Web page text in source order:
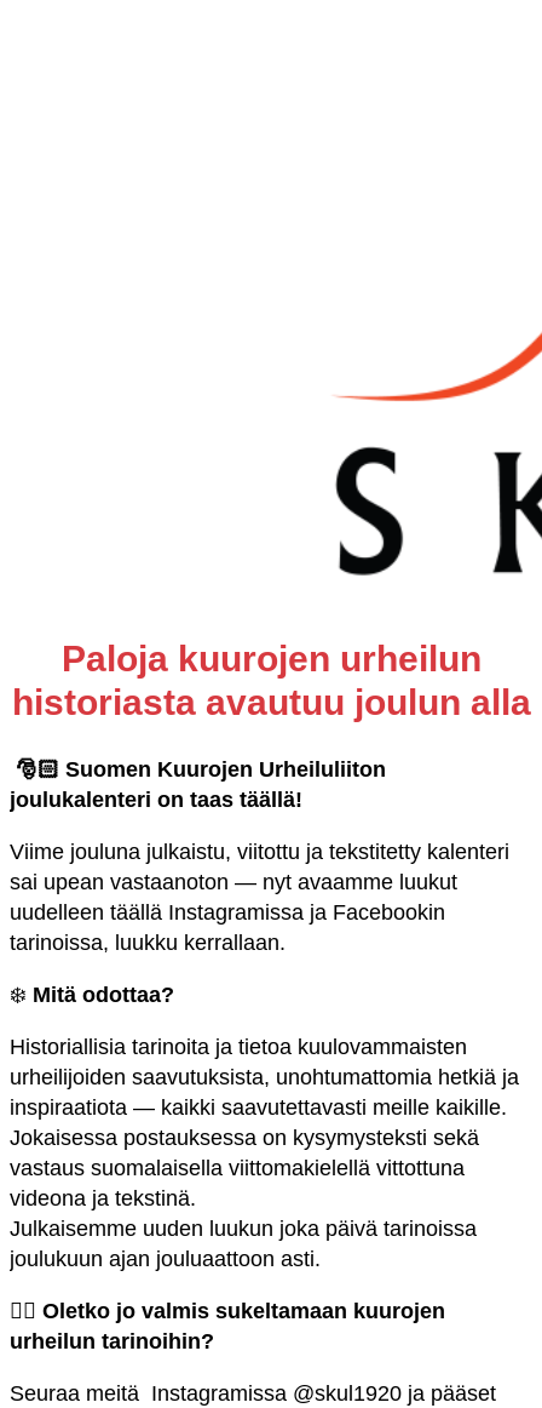
Paloja kuurojen urheilun
historiasta avautuu joulun alla
🎅🏻 Suomen Kuurojen Urheiluliiton
joulukalenteri on taas täällä!
Viime jouluna julkaistu, viitottu ja tekstitetty kalenteri
sai upean vastaanoton — nyt avaamme luukut
uudelleen täällä Instagramissa ja Facebookin
tarinoissa, luukku kerrallaan.
❄️ Mitä odottaa?
Historiallisia tarinoita ja tietoa kuulovammaisten
urheilijoiden saavutuksista, unohtumattomia hetkiä ja
inspiraatiota — kaikki saavutettavasti meille kaikille.
Jokaisessa postauksessa on kysymysteksti sekä
vastaus suomalaisella viittomakielellä vittottuna
videona ja tekstinä.
Julkaisemme uuden luukun joka päivä tarinoissa
joulukuun ajan jouluaattoon asti.
👉🏻 Oletko jo valmis sukeltamaan kuurojen
urheilun tarinoihin?
Seuraa meitä Instagramissa @skul1920 ja pääset